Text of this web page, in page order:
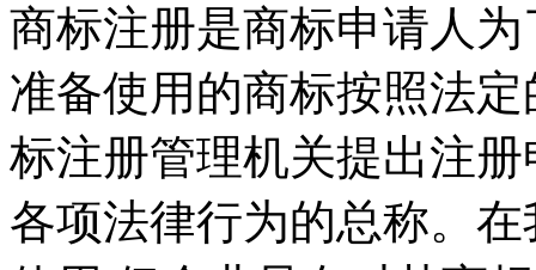
商标注册是商标申请人
准备使用的商标按照法
标注册管理机关提出注
各项法律行为的总称。